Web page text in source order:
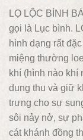
LỌ LỘC BÌNH
gọi là Lục bình.
hình dạng rất
miệng thường
khí (hình nào khí
dụng thu và giữ
trưng cho sự
sôi nảy nở, sự
cát khánh đồng